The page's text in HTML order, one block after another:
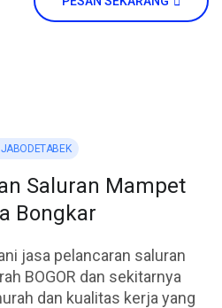
Saluran Mampet
Bongkar
jasa pelancaran saluran
BOGOR dan sekitarnya
dan kualitas kerja yang